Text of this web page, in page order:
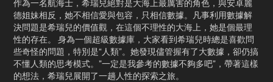
作為一名航海士，希瑞兒絕對是大海上最厲害的角色，與安卓麗
德姐妹相反，她不相信愛與包容，只相信數據。凡事利用數據解
決問題是希瑞兒的價值觀，在這個不理性的大海上，她是個最理
性的存在。 身為一個超級數據庫，大家看到希瑞兒時總是喜歡問
些奇怪的問題，特別是“人類”。她發現儘管握有了大數據，卻仍搞
不懂人類的思考模式。”一定是我參考的數據不夠多吧”，帶著這樣
的想法，希瑞兒展開了一趟人性的探索之旅。